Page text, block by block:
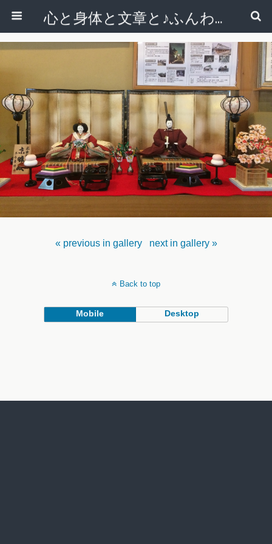
心と身体と文章と♪ふんわりシンプルライフ講座 【西宮・宝塚】
« previous in gallery next in gallery »
Back to top
Mobile Desktop